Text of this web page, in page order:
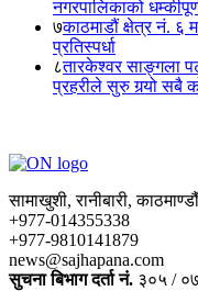
नगरपालिकाको धम्कीपूर्ण
७काठमाडौं क्षेत्र नं. ६
प्रतिस्पर्धा
८तारकेश्वर साङ्गला
प्रहरीले सुरु गर्‍यो सबै
सामाखुशी, रानीबारी, काठमाण्डौँ
+977-014355338
+977-9810141879
news@sajhapana.com
सुचना बिभाग दर्ता नं. ३०५ /